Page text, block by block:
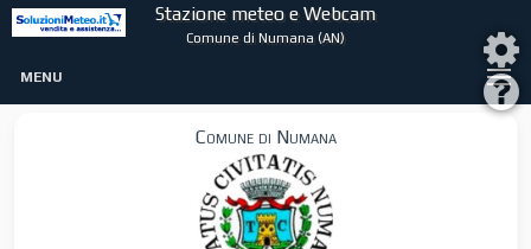
Stazione meteo e Webcam
Comune di Numana (AN)
MENU
Comune di Numana